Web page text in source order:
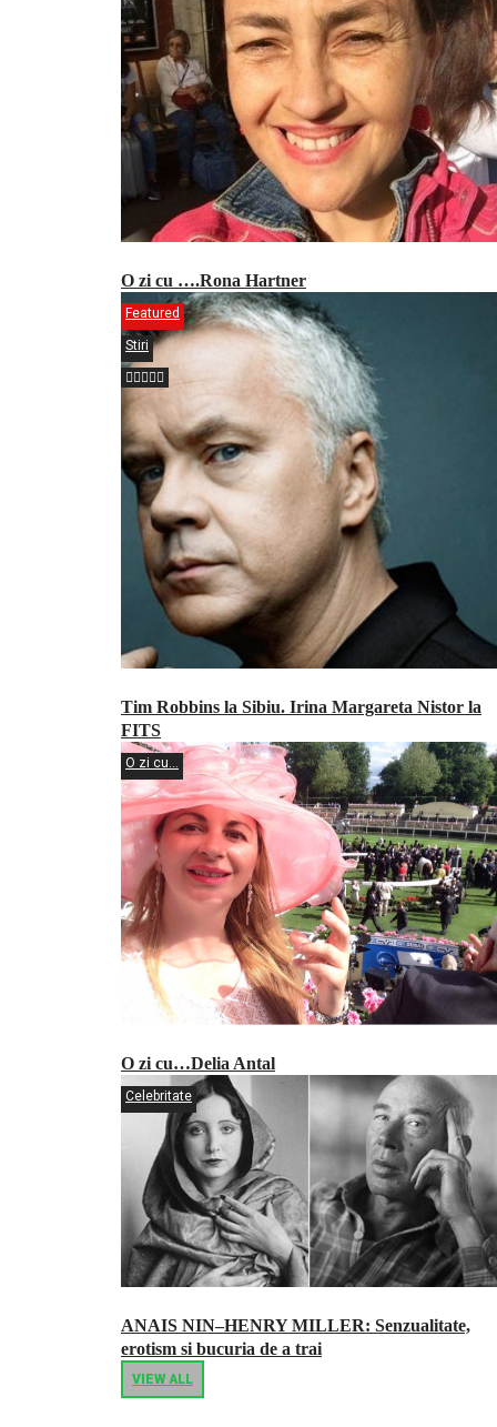
O zi cu ….Rona Hartner
Featured
Stiri
Tim Robbins la Sibiu. Irina Margareta Nistor la
FITS
O zi cu...
O zi cu…Delia Antal
Celebritate
ANAIS NIN–HENRY MILLER: Senzualitate,
erotism si bucuria de a trai
VIEW ALL